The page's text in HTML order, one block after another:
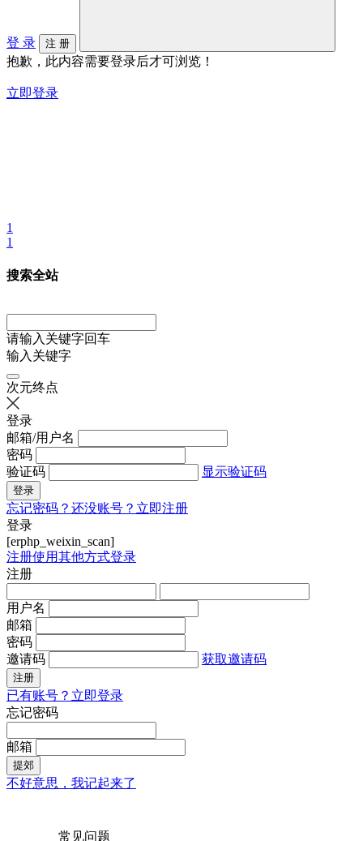
登 录 注 册
抱歉，此内容需要登录后才可浏览！
立即登录
1
1
搜索全站
请输入关键字回车
输入关键字
次元终点
登录
邮箱/用户名
密码
验证码
显示验证码
登录
忘记密码？ 还没账号？立即注册
登录
[erphp_weixin_scan]
注册使用其他方式登录
注册
用户名
邮箱
密码
邀请码
获取邀请码
注册
已有账号？立即登录
忘记密码
邮箱
提郊
不好意思，我记起来了
常见问题